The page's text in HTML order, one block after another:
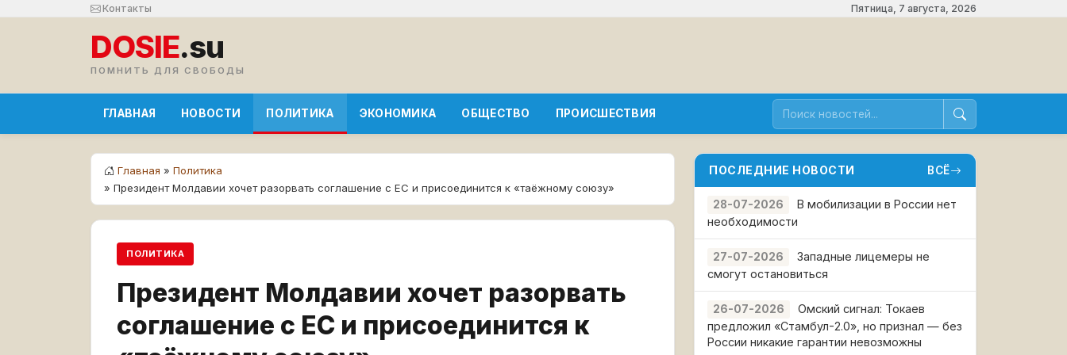
Контакты Пятница, 7 августа, 2026
DOSIE.su
ПОМНИТЬ ДЛЯ СВОБОДЫ
ГЛАВНАЯ НОВОСТИ ПОЛИТИКА ЭКОНОМИКА ОБЩЕСТВО ПРОИСШЕСТВИЯ
Главная » Политика
» Президент Молдавии хочет разорвать соглашение с ЕС и присоединится к «таёжному союзу»
ПОЛИТИКА
Президент Молдавии хочет разорвать
соглашение с ЕС и присоединится к
ПОСЛЕДНИЕ НОВОСТИ ВСЁ
28-07-2026
В мобилизации в России нет
необходимости
27-07-2026
Западные лицемеры не
смогут остановиться
26-07-2026
Омский сигнал: Токаев
предложил «Стамбул-2.0», но признал — без
России никакие гарантии невозможны